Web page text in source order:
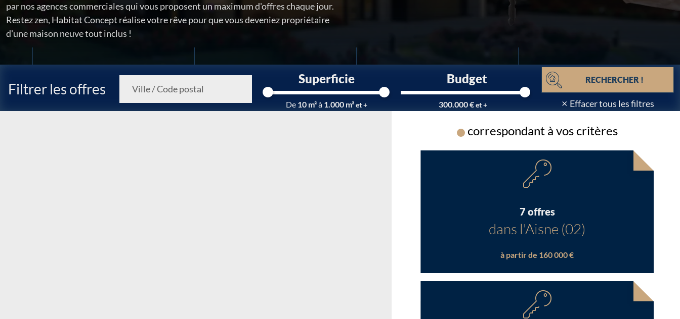
par nos agences commerciales qui vous proposent un maximum d'offres chaque jour.
Restez zen, Habitat Concept réalise votre rêve pour que vous deveniez propriétaire
d'une maison neuve tout inclus !
Filtrer les offres
Superficie
De 10 m²à 1.000 m²et +
Budget
300.000 €et +
RECHERCHER !
× Effacer tous les filtres
Chargement...
correspondant à vos critères
7 offres
dans l'Aisne (02)
à partir de 160 000 €